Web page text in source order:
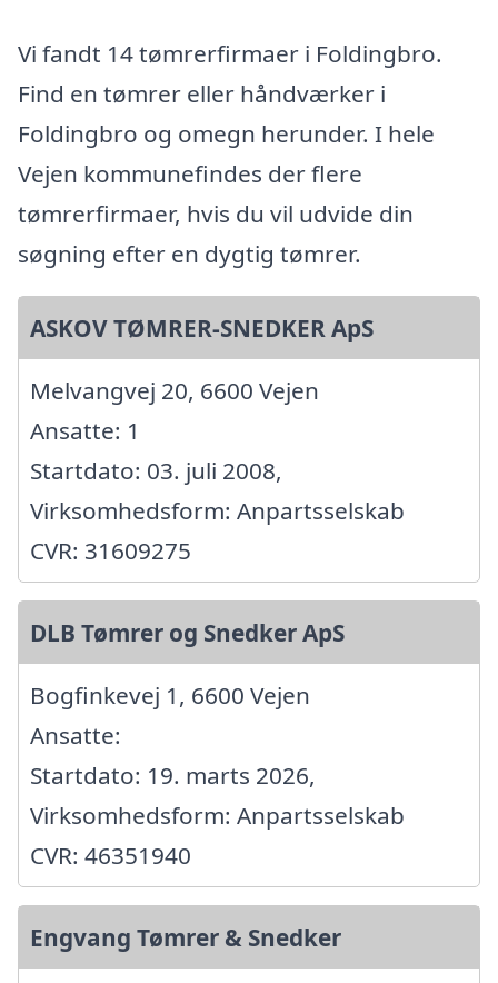
Vi fandt 14 tømrerfirmaer i Foldingbro.
Find en tømrer eller håndværker i
Foldingbro og omegn herunder. I hele
Vejen kommunefindes der flere
tømrerfirmaer, hvis du vil udvide din
søgning efter en dygtig tømrer.
ASKOV TØMRER-SNEDKER ApS
Melvangvej 20, 6600 Vejen
Ansatte: 1
Startdato: 03. juli 2008,
Virksomhedsform: Anpartsselskab
CVR: 31609275
DLB Tømrer og Snedker ApS
Bogfinkevej 1, 6600 Vejen
Ansatte:
Startdato: 19. marts 2026,
Virksomhedsform: Anpartsselskab
CVR: 46351940
Engvang Tømrer & Snedker